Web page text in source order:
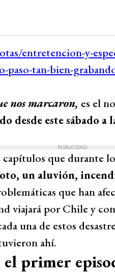
nos marcaron, es el
desde este sábado a
PUBLICIDAD
capítulos que durante
un aluvión,
que han
viajará por Chile y
una de estos
ahí.
el primer